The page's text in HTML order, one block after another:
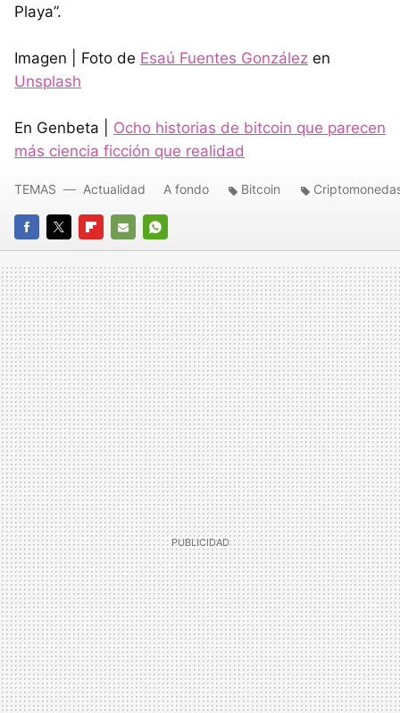
Playa”.
Imagen | Foto de Esaú Fuentes González en
Unsplash
En Genbeta | Ocho historias de bitcoin que parecen
más ciencia ficción que realidad
FACEBOOK
TWITTERFLIPBOARD
E-
MAIL
WHATSAPP
TEMAS Actualidad A fondo Bitcoin